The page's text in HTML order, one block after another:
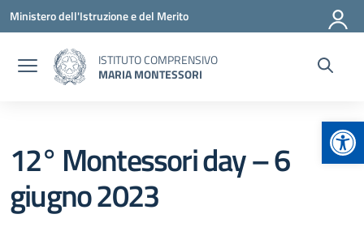
Vai ai contenuti
Vai al menu di navigazione
Vai al footer
Ministero dell'Istruzione e del Merito
ISTITUTO COMPRENSIVO
MARIA MONTESSORI
12° Montessori day – 6
giugno 2023